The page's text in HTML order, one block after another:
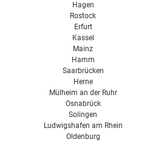
Hagen
Rostock
Erfurt
Kassel
Mainz
Hamm
Saarbrücken
Herne
Mülheim an der Ruhr
Osnabrück
Solingen
Ludwigshafen am Rhein
Oldenburg